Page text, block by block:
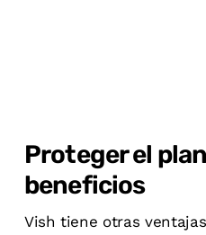
Proteger el
beneficios
Vish tiene otras